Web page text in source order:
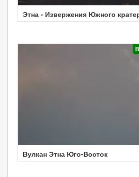
Этна - Извержения Южного
Вулкан Этна Юго-Восток